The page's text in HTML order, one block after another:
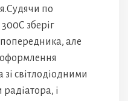
по
зберіг
попередника, але
світлодіодними
і